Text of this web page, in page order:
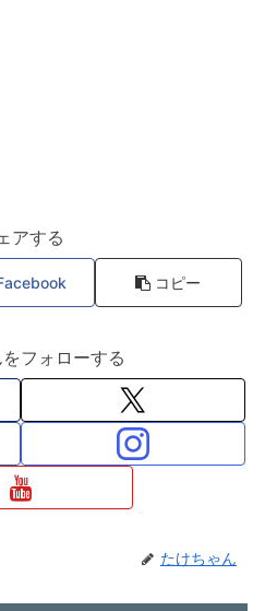
アする
コピー
フォローする
たけちゃん